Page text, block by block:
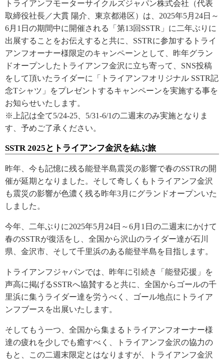
トライアンフモーターサイクルズジャパン株式会社（代表
取締役社長／大貫 陽介、東京都港区）は、2025年5月24日～
6月1日の期間中に開催される「第13回SSTR」に二年ぶりに
出展することをお伝えすると共に、SSTRに参加するトライ
アンフオーナー様限定のキャンペーンとして、昨年グラン
ドオープンしたトライアンフ金沢に立ち寄って、SNS投稿
をして頂いたライダーに「トライアンフオリジナル SSTR記
念Tシャツ」をプレゼントするキャンペーンを実施する事を
お知らせいたします。
※上記は全て5/24-25、5/31-6/1の二週末のみ実施となりま
す、予めご了承ください。
SSTR 2025とトライアンフ金沢を結ぶ旅
昨年、今も記憶に残る能登半島震災の影響で春のSSTRの開
催が延期となりました。そして奇しくもトライアンフ金沢
も震災の影響が色濃く残る昨年3月にグランドオープンいた
しました。
今年、二年ぶりに2025年5月24日～6月1日の二週末にかけて
春のSSTRが復活をし、全国から沢山のライダー達が石川
県、金沢市、そして千里浜のある能登半島を目指します。
トライアンフジャパンでは、昨年に引続き「能登応援」を
声高に掲げるSSTRへ協賛すると共に、全国からゴールの千
里浜に集うライダー達を労うべく、ゴール地点にトライア
ンフブースを出展いたします。
そしてもう一つ、全国から集まるトライアンフオーナー様
達の疲れを少しでも癒すべく、トライアンフ金沢の協力の
もと、この二週末限定とはなりますが、トライアンフ金沢